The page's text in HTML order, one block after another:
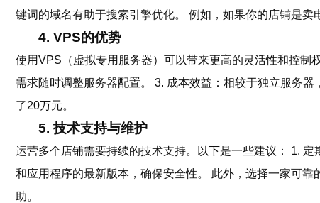
键词的域名有助于搜索引擎优化。 例如，如果你的店铺是卖
4. VPS的优势
使用VPS（虚拟专用服务器）可以带来更高的灵活性和控制
需求随时调整服务器配置。 3. 成本效益：相较于独立服务
了20万元。
5. 技术支持与维护
运营多个店铺需要持续的技术支持。以下是一些建议： 1.
和应用程序的最新版本，确保安全性。 此外，选择一家可
助。